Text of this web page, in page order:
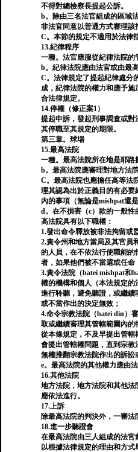
不得對總檢察長提起公訴。
b。除由三名法官組成的區域
非法官同意以普通方式審理該
C。本節的規定不適用於法律
13.紀律程序
一種。法官應服從紀律法院的
b。紀律法院應由法官或由最
C。法律規定了提起紀律處分
成，紀律法院的權力和應予
合法律規定。
14.停權（修正案1）
提起申訴，發起刑事調查或
其停職至其規定的期限。
第三章。球場
15.最高法院
一種。最高法院所在地是耶路
b。最高法院應審理對地方法
C。最高法院也應擔任高等法
理其認為出於正義目的有必
內的事項（無論是mishpat還是
d。在不損害（c）款的一般
高法院具有以下職權：
1.發出命令釋放被非法拘留或
2.責令州和地方當局及其官員
的人員，在不依法行使職能
者，如果他們被不當選或任命
3.責令法院（batei mishpat和
權的機構和個人（本法規定的
進行聆聽，避免聽證，或繼
或不當作出的決定無效；
4.命令宗教法院（batei din）
取或繼續審理其管轄範圍內
從本條規定，不及早提出管
會提出管轄權問題，直到宗
無權推翻宗教法院作出的訴訟
e。最高法院的其他權力應由法
16.其他法院
地方法院，地方法院和其他法
應依法進行。
17.上訴
除最高法院的判決外，一審法
18.進一步聽證會
在最高法院由三人組成的法
以根據法律規定的理由和方式